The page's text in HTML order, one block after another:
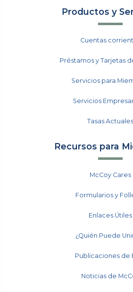
Productos y
Cuentas
Préstamos y Tarjetas
Servicios para
Servicios
Tasas Actuales
Recursos para
McCoy Cares
Formularios y
Enlaces Útiles
¿Quién Puede
Publicaciones de
Noticias de